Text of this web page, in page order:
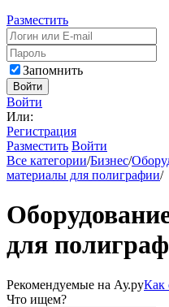
Разместить
Запомнить
Войти
Войти
Или:
Регистрация
Разместить Войти
Все категории/Бизнес/
материалы для полиграфии/
для
Рекомендуемые на Ау.руКак
Что ищем?